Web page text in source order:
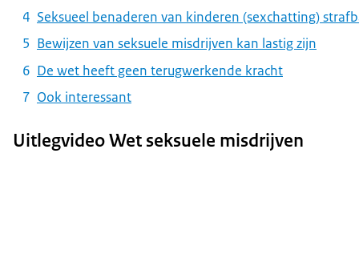
Seksueel benaderen van kinderen (sexchatting)
Bewijzen van seksuele misdrijven kan lastig zijn
De wet heeft geen terugwerkende kracht
Ook interessant
Uitlegvideo Wet seksuele misdrijven